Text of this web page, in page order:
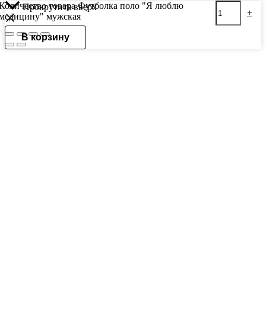
-
товара Футболка поло "Я люблю
мужская
+
В корзину
Прокрутить вверх